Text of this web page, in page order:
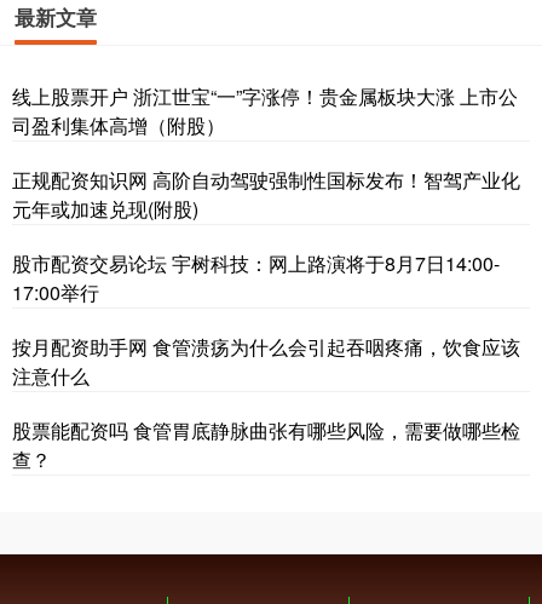
最新文章
线上股票开户 浙江世宝“一”字涨停！贵金属板块大涨 上市公
司盈利集体高增（附股）
正规配资知识网 高阶自动驾驶强制性国标发布！智驾产业化
元年或加速兑现(附股)
股市配资交易论坛 宇树科技：网上路演将于8月7日14:00-
17:00举行
按月配资助手网 食管溃疡为什么会引起吞咽疼痛，饮食应该
注意什么
股票能配资吗 食管胃底静脉曲张有哪些风险，需要做哪些检
查？